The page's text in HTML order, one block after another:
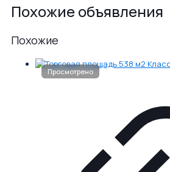
Похожие объявления
Похожие